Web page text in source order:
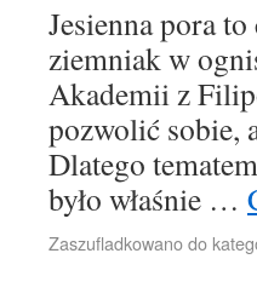
Jesienna pora
ziemniak w
Akademii z
pozwolić sobie,
Dlatego
było właśnie …
Zaszufladkowano do